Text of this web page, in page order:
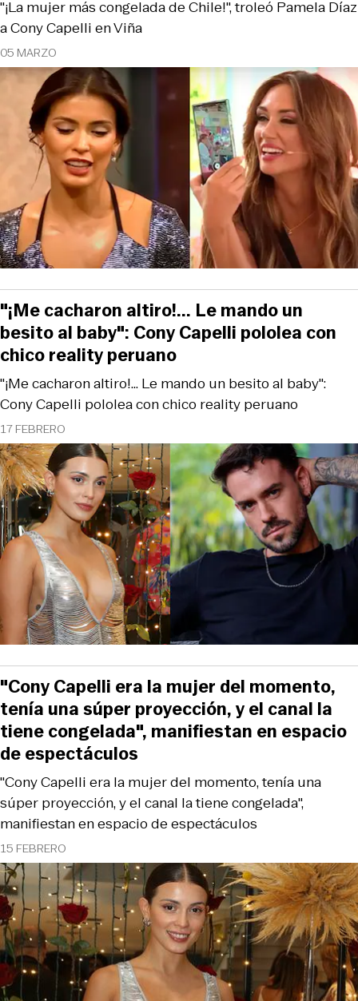
05 MARZO
"¡La mujer más congelada de Chile!", troleó Pamela Díaz
a Cony Capelli en Viña
17 FEBRERO
"¡Me cacharon altiro!... Le mando un besito al baby":
Cony Capelli pololea con chico reality peruano
"¡Me cacharon altiro!... Le mando un
besito al baby": Cony Capelli pololea con
chico reality peruano
15 FEBRERO
"Cony Capelli era la mujer del momento, tenía una
súper proyección, y el canal la tiene congelada",
manifiestan en espacio de espectáculos
"Cony Capelli era la mujer del momento,
tenía una súper proyección, y el canal la
tiene congelada", manifiestan en espacio
de espectáculos